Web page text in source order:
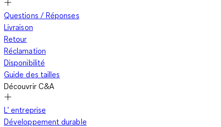
Questions / Réponses
Livraison
Retour
Réclamation
Disponibilité
Guide des tailles
Découvrir C&A
L' entreprise
Développement durable